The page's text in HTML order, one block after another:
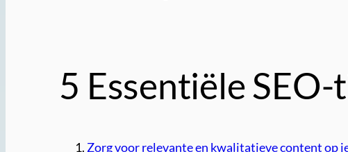
5 Essentiële
Zorg voor relevante en kwalitatieve content op